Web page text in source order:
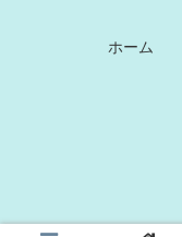
ホーム